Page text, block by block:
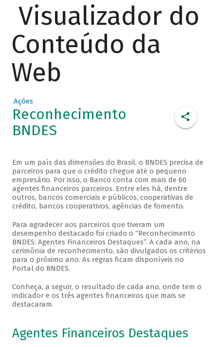
Visualizador do
Conteúdo da
Web
Ações
Reconhecimento
BNDES
Em um país das dimensões do Brasil, o BNDES precisa de
parceiros para que o crédito chegue até o pequeno
empresário. Por isso, o Banco conta com mais de 60
agentes financeiros parceiros. Entre eles há, dentre
outros, bancos comerciais e públicos, cooperativas de
crédito, bancos cooperativos, agências de fomento.
Para agradecer aos parceiros que tiveram um
desempenho destacado foi criado o “Reconhecimento
BNDES: Agentes Financeiros Destaques”. A cada ano, na
cerimônia de reconhecimento, são divulgados os critérios
para o próximo ano. As regras ficam disponíveis no
Portal do BNDES.
Conheça, a seguir, o resultado de cada ano, onde tem o
indicador e os três agentes financeiros que mais se
destacaram.
Agentes Financeiros Destaques